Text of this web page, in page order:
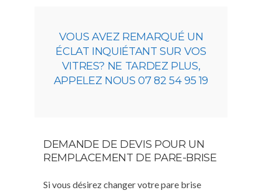
VOUS AVEZ REMARQUÉ UN
ÉCLAT INQUIÉTANT SUR VOS
VITRES? NE TARDEZ PLUS,
APPELEZ NOUS 07 82 54 95 19
DEMANDE DE DEVIS POUR UN
REMPLACEMENT DE PARE-BRISE
Si vous désirez changer votre pare brise